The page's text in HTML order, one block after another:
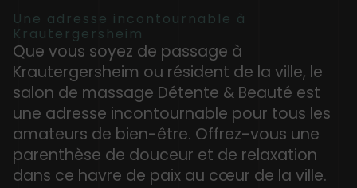
Une adresse incontournable à
Krautergersheim
Que vous soyez de passage à
Krautergersheim ou résident de la ville, le
salon de massage Détente & Beauté est
une adresse incontournable pour tous les
amateurs de bien-être. Offrez-vous une
parenthèse de douceur et de relaxation
dans ce havre de paix au cœur de la ville.